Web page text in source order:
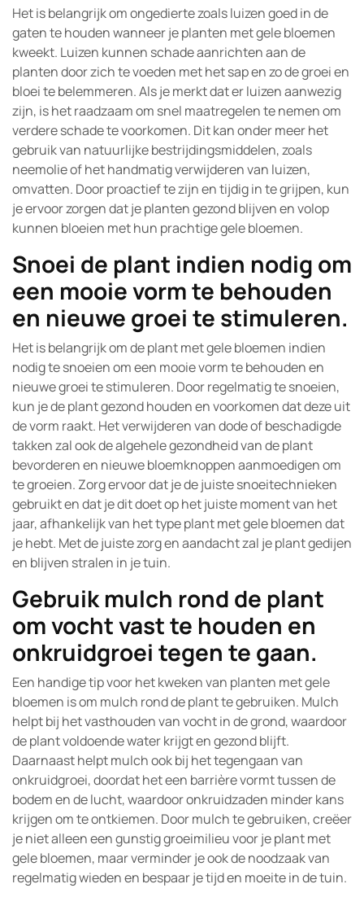
Het is belangrijk om ongedierte zoals luizen goed in de
gaten te houden wanneer je planten met gele bloemen
kweekt. Luizen kunnen schade aanrichten aan de
planten door zich te voeden met het sap en zo de groei en
bloei te belemmeren. Als je merkt dat er luizen aanwezig
zijn, is het raadzaam om snel maatregelen te nemen om
verdere schade te voorkomen. Dit kan onder meer het
gebruik van natuurlijke bestrijdingsmiddelen, zoals
neemolie of het handmatig verwijderen van luizen,
omvatten. Door proactief te zijn en tijdig in te grijpen, kun
je ervoor zorgen dat je planten gezond blijven en volop
kunnen bloeien met hun prachtige gele bloemen.
Snoei de plant indien nodig om
een mooie vorm te behouden
en nieuwe groei te stimuleren.
Het is belangrijk om de plant met gele bloemen indien
nodig te snoeien om een mooie vorm te behouden en
nieuwe groei te stimuleren. Door regelmatig te snoeien,
kun je de plant gezond houden en voorkomen dat deze uit
de vorm raakt. Het verwijderen van dode of beschadigde
takken zal ook de algehele gezondheid van de plant
bevorderen en nieuwe bloemknoppen aanmoedigen om
te groeien. Zorg ervoor dat je de juiste snoeitechnieken
gebruikt en dat je dit doet op het juiste moment van het
jaar, afhankelijk van het type plant met gele bloemen dat
je hebt. Met de juiste zorg en aandacht zal je plant gedijen
en blijven stralen in je tuin.
Gebruik mulch rond de plant
om vocht vast te houden en
onkruidgroei tegen te gaan.
Een handige tip voor het kweken van planten met gele
bloemen is om mulch rond de plant te gebruiken. Mulch
helpt bij het vasthouden van vocht in de grond, waardoor
de plant voldoende water krijgt en gezond blijft.
Daarnaast helpt mulch ook bij het tegengaan van
onkruidgroei, doordat het een barrière vormt tussen de
bodem en de lucht, waardoor onkruidzaden minder kans
krijgen om te ontkiemen. Door mulch te gebruiken, creëer
je niet alleen een gunstig groeimilieu voor je plant met
gele bloemen, maar verminder je ook de noodzaak van
regelmatig wieden en bespaar je tijd en moeite in de tuin.